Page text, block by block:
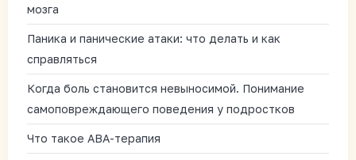
мозга
Паника и панические атаки: что делать и как
справляться
Когда боль становится невыносимой. Понимание
самоповреждающего поведения у подростков
Что такое АВА-терапия